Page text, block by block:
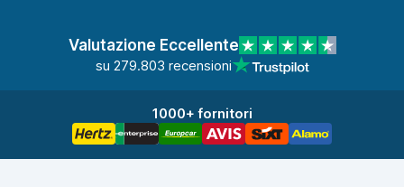
Valutazione Eccellente
su 279.803 recensioni
1000+ fornitori